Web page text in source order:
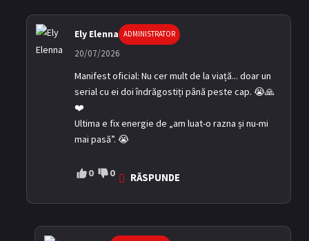
Ely Elenna ADMINISTRATOR
20/07/2026
Manifest oficial: Nu cer mult de la viață... doar un
serial cu ei doi îndrăgostiți până peste cap. 😭🙏
❤️
Ultima e fix energie de „am luat-o razna și nu-mi
mai pasă”. 😭
0 0 RĂSPUNDE